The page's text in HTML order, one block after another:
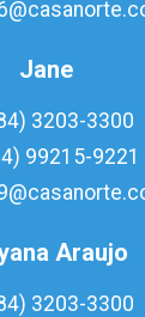
Jane
3203-3300
99215-9221
Araujo
3203-3300